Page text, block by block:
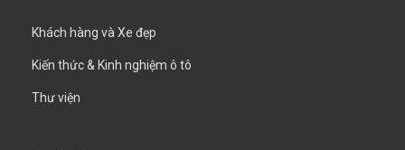
Khách hàng và Xe đẹp
Kiến thức & Kinh nghiệm ô tô
Thư viện